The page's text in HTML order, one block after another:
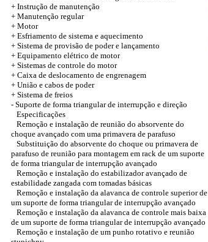
+ Instrução de manutenção
+ Manutenção regular
+ Motor
+ Esfriamento de sistema e aquecimento
+ Sistema de provisão de poder e lançamento
+ Equipamento elétrico de motor
+ Sistemas de controle do motor
+ Caixa de deslocamento de engrenagem
+ União e cabos de poder
+ Sistema de freios
- Suporte de forma triangular de interrupção e direção
Especificações
Remoção e instalação de reunião do absorvente do
choque avançado com uma primavera de parafuso
Substituição do absorvente do choque ou primavera de
parafuso de reunião para montagem em rack de um suporte
de forma triangular de interrupção avançado
Remoção e instalação do estabilizador avançado de
estabilidade zangada com tomadas básicas
Remoção e instalação da alavanca de controle superior de
um suporte de forma triangular de interrupção avançado
Remoção e instalação da alavanca de controle mais baixa
de um suporte de forma triangular de interrupção avançado
Remoção e instalação de um punho rotativo e reunião